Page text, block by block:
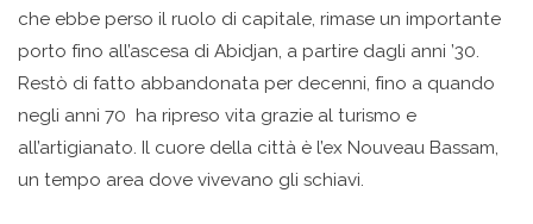
che ebbe perso il ruolo di capitale, rimase un importante
porto fino all’ascesa di Abidjan, a partire dagli anni ’30.
Restò di fatto abbandonata per decenni, fino a quando
negli anni 70 ha ripreso vita grazie al turismo e
all’artigianato. Il cuore della città è l’ex Nouveau Bassam,
un tempo area dove vivevano gli schiavi.